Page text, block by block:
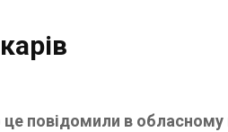
повідомили в обласному